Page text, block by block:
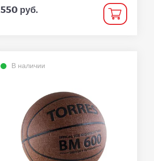
550 руб.
В наличии